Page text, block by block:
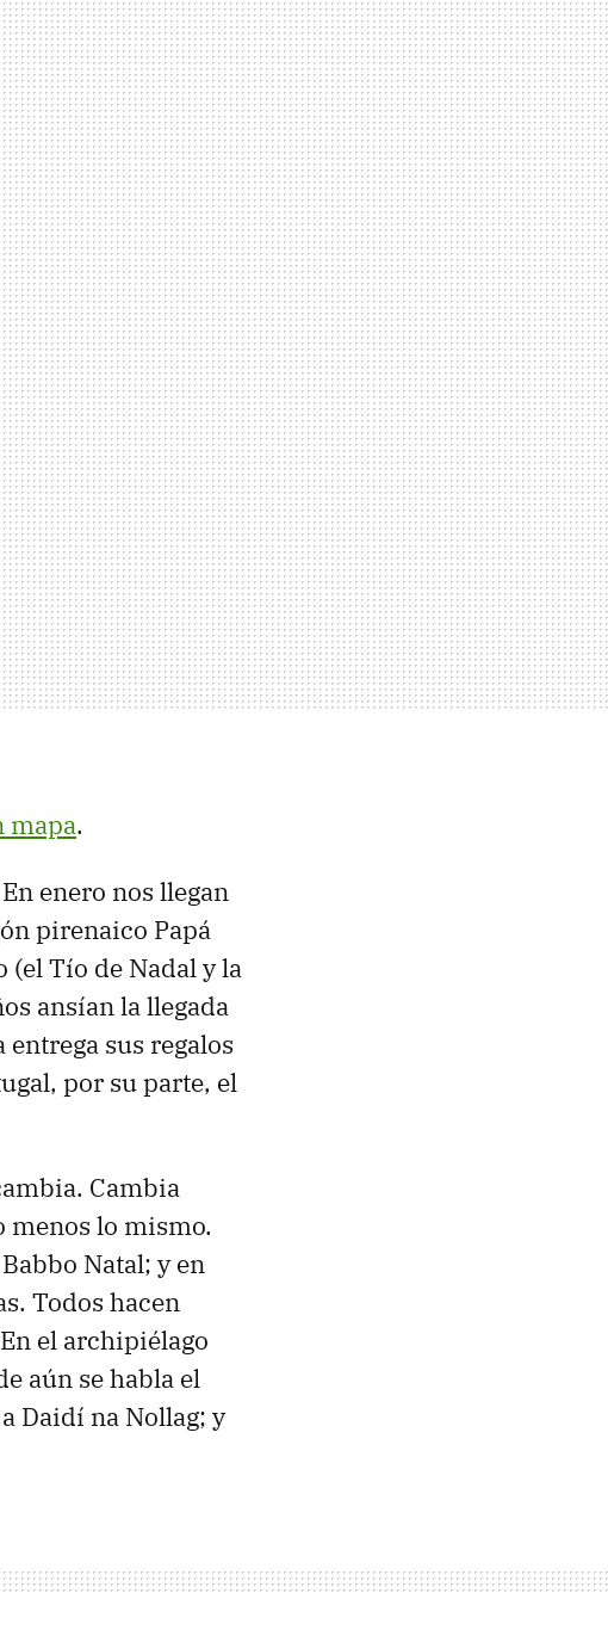
mapa.
enero nos llegan
pirenaico Papá
Tío de Nadal y la
ansían la llegada
sus regalos
por su parte, el
Cambia
menos lo mismo.
Natal; y en
Todos hacen
el archipiélago
aún se habla el
Daidí na Nollag; y